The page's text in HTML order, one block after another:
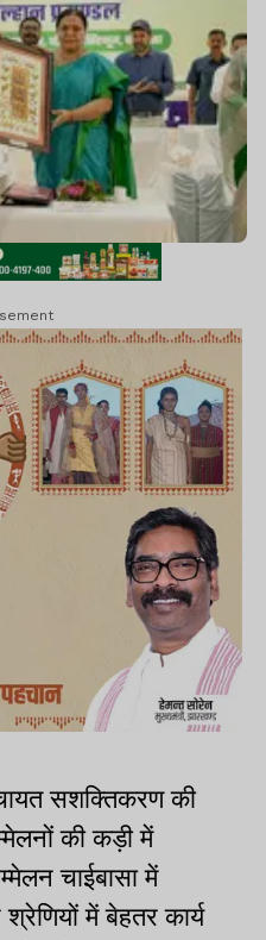
सशक्तिकरण की
की कड़ी में
चाईबासा में
में बेहतर कार्य